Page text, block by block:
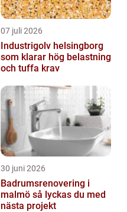
07 juli 2026
Industrigolv helsingborg
som klarar hög belastning
och tuffa krav
30 juni 2026
Badrumsrenovering i
malmö så lyckas du med
nästa projekt